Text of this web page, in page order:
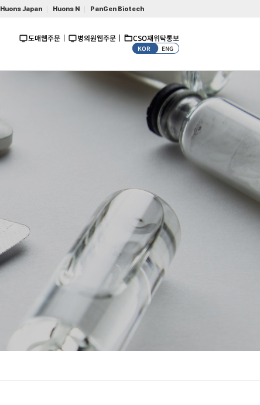
Huons Japan Huons N PanGen Biotech
도매웹주문 병의원웹주문 CSO재위탁통보
KOR ENG